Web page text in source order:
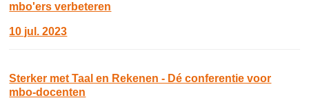
mbo'ers verbeteren
10 jul. 2023
Sterker met Taal en Rekenen - Dé conferentie voor
mbo-docenten